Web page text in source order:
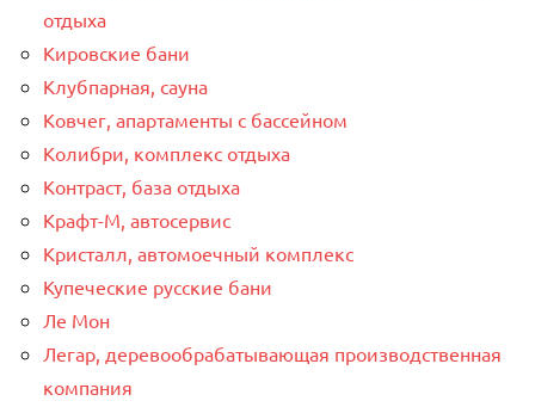
отдыха
Кировские бани
Клубпарная, сауна
Ковчег, апартаменты с бассейном
Колибри, комплекс отдыха
Контраст, база отдыха
Крафт-М, автосервис
Кристалл, автомоечный комплекс
Купеческие русские бани
Ле Мон
Легар, деревообрабатывающая производственная
компания